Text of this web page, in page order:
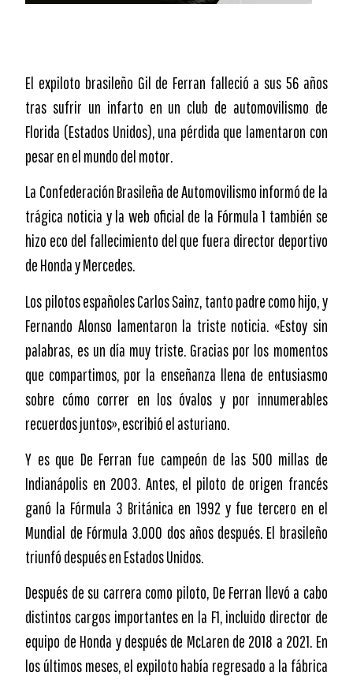
El expiloto brasileño Gil de Ferran falleció a sus 56 años
tras sufrir un infarto en un club de automovilismo de
Florida (Estados Unidos), una pérdida que lamentaron con
pesar en el mundo del motor.
La Confederación Brasileña de Automovilismo informó de la
trágica noticia y la web oficial de la Fórmula 1 también se
hizo eco del fallecimiento del que fuera director deportivo
de Honda y Mercedes.
Los pilotos españoles Carlos Sainz, tanto padre como hijo, y
Fernando Alonso lamentaron la triste noticia. «Estoy sin
palabras, es un día muy triste. Gracias por los momentos
que compartimos, por la enseñanza llena de entusiasmo
sobre cómo correr en los óvalos y por innumerables
recuerdos juntos», escribió el asturiano.
Y es que De Ferran fue campeón de las 500 millas de
Indianápolis en 2003. Antes, el piloto de origen francés
ganó la Fórmula 3 Británica en 1992 y fue tercero en el
Mundial de Fórmula 3.000 dos años después. El brasileño
triunfó después en Estados Unidos.
Después de su carrera como piloto, De Ferran llevó a cabo
distintos cargos importantes en la F1, incluido director de
equipo de Honda y después de McLaren de 2018 a 2021. En
los últimos meses, el expiloto había regresado a la fábrica